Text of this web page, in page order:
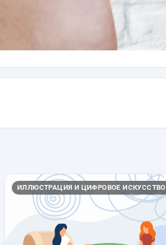
ИЛЛЮСТРАЦИЯ И ЦИФРОВОЕ ИСКУССТВО